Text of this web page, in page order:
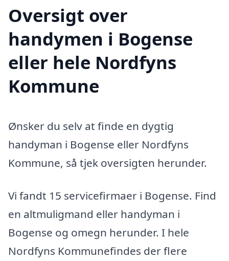
Oversigt over
handymen i Bogense
eller hele Nordfyns
Kommune
Ønsker du selv at finde en dygtig
handyman i Bogense eller Nordfyns
Kommune, så tjek oversigten herunder.
Vi fandt 15 servicefirmaer i Bogense. Find
en altmuligmand eller handyman i
Bogense og omegn herunder. I hele
Nordfyns Kommunefindes der flere